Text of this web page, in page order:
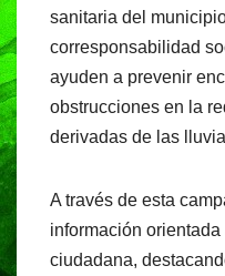
sanitaria del
corresponsabilidad
ayuden a prevenir
obstrucciones en la
derivadas de las
A través de esta
información
ciudadana,